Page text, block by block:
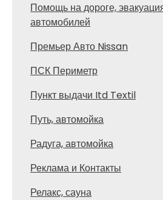
Помощь на дороге,
автомобилей
Премьер Авто Nissan
ПСК Периметр
Пункт выдачи Itd Textil
Путь, автомойка
Радуга, автомойка
Реклама и Контакты
Релакс, сауна